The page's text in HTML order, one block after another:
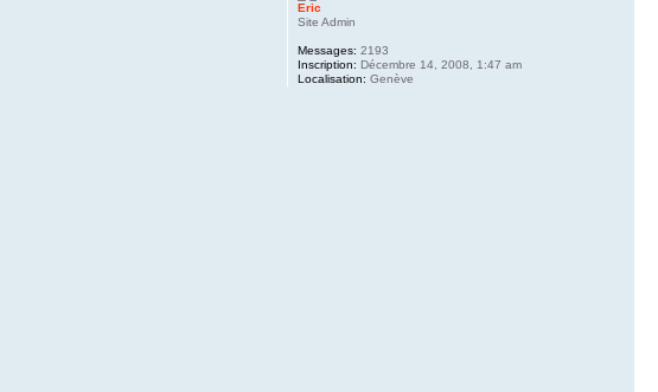
Eric
Site Admin
Messages: 2193
Inscription: Décembre 14, 2008, 1:47 am
Localisation: Genève